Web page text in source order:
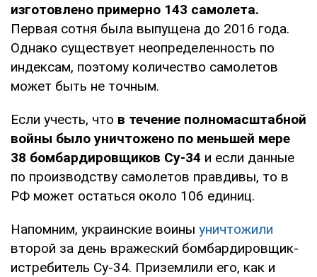
изготовлено примерно 143 самолета.
Первая сотня была выпущена до 2016 года.
Однако существует неопределенность по
индексам, поэтому количество самолетов
может быть не точным.
Если учесть, что в течение полномасштабной
войны было уничтожено по меньшей мере
38 бомбардировщиков Су-34 и если данные
по производству самолетов правдивы, то в
РФ может остаться около 106 единиц.
Напомним, украинские воины уничтожили
второй за день вражеский бомбардировщик-
истребитель Су-34. Приземлили его, как и